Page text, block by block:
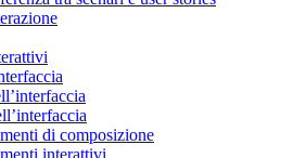
di composizione
interattivi